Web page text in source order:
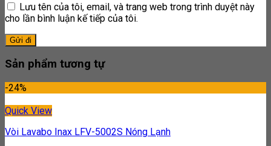
Lưu tên của tôi, email, và trang web trong trình duyệt này
cho lần bình luận kế tiếp của tôi.
Sản phẩm tương tự
-24%
Quick View
Vòi Lavabo Inax LFV-5002S Nóng Lạnh